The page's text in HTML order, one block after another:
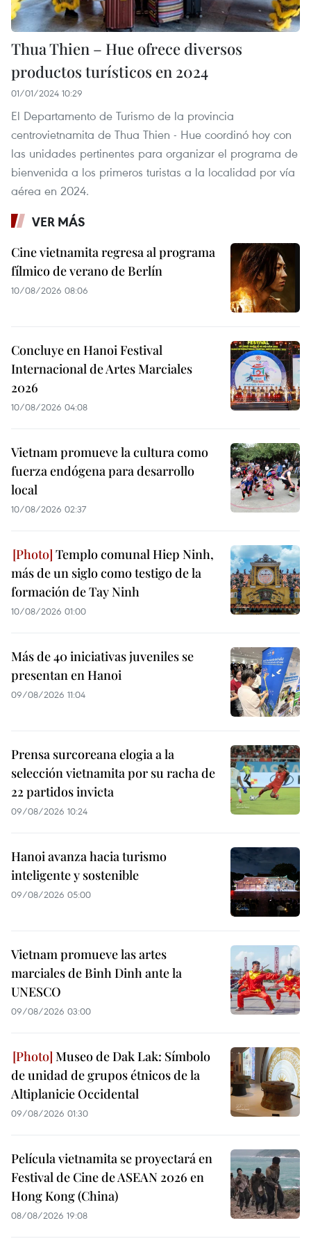
Thua Thien – Hue ofrece diversos
productos turísticos en 2024
01/01/2024 10:29
El Departamento de Turismo de la provincia
centrovietnamita de Thua Thien - Hue coordinó hoy con
las unidades pertinentes para organizar el programa de
bienvenida a los primeros turistas a la localidad por vía
aérea en 2024.
VER MÁS
Cine vietnamita regresa al programa
fílmico de verano de Berlín
10/08/2026 08:06
Concluye en Hanoi Festival
Internacional de Artes Marciales
2026
10/08/2026 04:08
Vietnam promueve la cultura como
fuerza endógena para desarrollo
local
10/08/2026 02:37
Templo comunal Hiep Ninh,
más de un siglo como testigo de la
formación de Tay Ninh
10/08/2026 01:00
Más de 40 iniciativas juveniles se
presentan en Hanoi
09/08/2026 11:04
Prensa surcoreana elogia a la
selección vietnamita por su racha de
22 partidos invicta
09/08/2026 10:24
Hanoi avanza hacia turismo
inteligente y sostenible
09/08/2026 05:00
Vietnam promueve las artes
marciales de Binh Dinh ante la
UNESCO
09/08/2026 03:00
Museo de Dak Lak: Símbolo
de unidad de grupos étnicos de la
Altiplanicie Occidental
09/08/2026 01:30
Película vietnamita se proyectará en
Festival de Cine de ASEAN 2026 en
Hong Kong (China)
08/08/2026 19:08